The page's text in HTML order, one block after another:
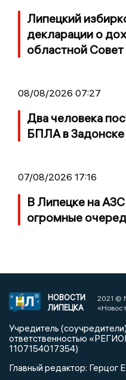
Липецкий
декларации о
областной Совет
08/08/2026 07:27
Два человека
БПЛА в Задонске
07/08/2026 17:16
В Липецке на
огромные
НОВОСТИ
ЛИПЕЦКА
2021 ©
Учредитель
ответственностью
1107154017354)
Главный редактор: Герцог